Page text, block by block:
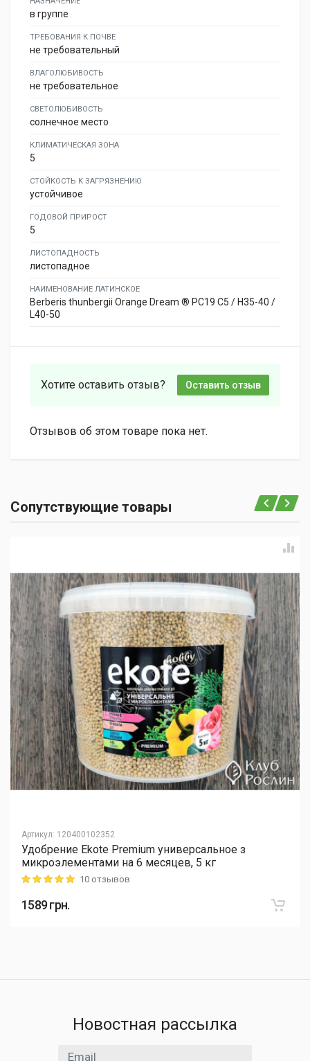
в группе
ТРЕБОВАНИЯ К ПОЧВЕ
не требовательный
ВЛАГОЛЮБИВОСТЬ
не требовательное
СВЕТОЛЮБИВОСТЬ
солнечное место
КЛИМАТИЧЕСКАЯ ЗОНА
5
СТОЙКОСТЬ К ЗАГРЯЗНЕНИЮ
устойчивое
ГОДОВОЙ ПРИРОСТ
5
ЛИСТОПАДНОСТЬ
листопадное
НАИМЕНОВАНИЕ ЛАТИНСКОЕ
Berberis thunbergii Orange Dream ® PC19 C5 / H35-40 /
L40-50
Хотите оставить отзыв? Оставить отзыв
Отзывов об этом товаре пока нет.
Сопутствующие товары
Артикул: 120400102352
Удобрение Ekote Premium универсальное з
микроэлементами на 6 месяцев, 5 кг
Rating: 5 out of 510 отзывов
1589грн.
Новостная рассылка
Email адрес